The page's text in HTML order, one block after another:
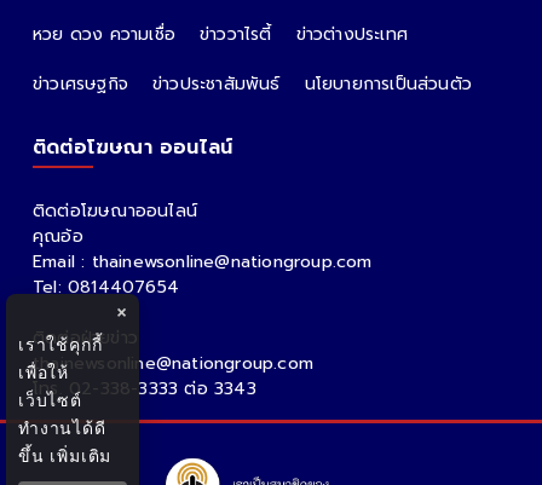
หวย ดวง ความเชื่อ
ข่าววาไรตี้
ข่าวต่างประเทศ
ข่าวเศรษฐกิจ
ข่าวประชาสัมพันธ์ นโยบายการเป็นส่วนตัว
ติดต่อโฆษณา ออนไลน์
ติดต่อโฆษณาออนไลน์
คุณอ้อ
Email : thainewsonline@nationgroup.com
Tel: 0814407654
ติดต่อฝ่ายข่าว
thainewsonline@nationgroup.com
โทร. 02-338-3333 ต่อ 3343
×
เราใช้คุกกี้
เพื่อให้
เว็บไซต์
ทำงานได้ดี
ขึ้น เพิ่มเติม